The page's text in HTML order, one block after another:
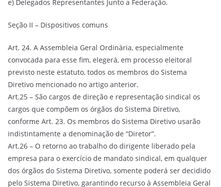
e) Delegados Representantes Junto a Federação.
Seção II – Dispositivos comuns
Art. 24. A Assembleia Geral Ordinária, especialmente
convocada para esse fim, elegerá, em processo eleitoral
previsto neste estatuto, todos os membros do Sistema
Diretivo mencionado no artigo anterior.
Art.25 – São cargos de direção e representação sindical os
cargos que compõem os órgãos do Sistema Diretivo,
conforme Art. 23. Os membros do Sistema Diretivo usarão
indistintamente a denominação de “Diretor”.
Art.26 – O retorno ao trabalho do dirigente liberado pela
empresa para o exercício de mandato sindical, em qualquer
dos órgãos do Sistema Diretivo, somente poderá ser decidido
pelo Sistema Diretivo, garantindo recurso à Assembleia Geral